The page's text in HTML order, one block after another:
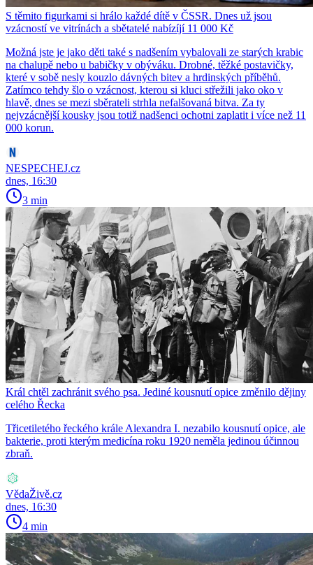
S těmito figurkami si hrálo každé dítě v ČSSR. Dnes už jsou
vzácností ve vitrínách a sbětatelé nabízíjí 11 000 Kč
Možná jste je jako děti také s nadšením vybalovali ze starých krabic
na chalupě nebo u babičky v obýváku. Drobné, těžké postavičky,
které v sobě nesly kouzlo dávných bitev a hrdinských příběhů.
Zatímco tehdy šlo o vzácnost, kterou si kluci střežili jako oko v
hlavě, dnes se mezi sběrateli strhla nefalšovaná bitva. Za ty
nejvzácnější kousky jsou totiž nadšenci ochotni zaplatit i více než 11
000 korun.
NESPECHEJ.cz
dnes, 16:30
3 min
Král chtěl zachránit svého psa. Jediné kousnutí opice změnilo dějiny
celého Řecka
Třicetiletého řeckého krále Alexandra I. nezabilo kousnutí opice, ale
bakterie, proti kterým medicína roku 1920 neměla jedinou účinnou
zbraň.
VědaŽivě.cz
dnes, 16:30
4 min